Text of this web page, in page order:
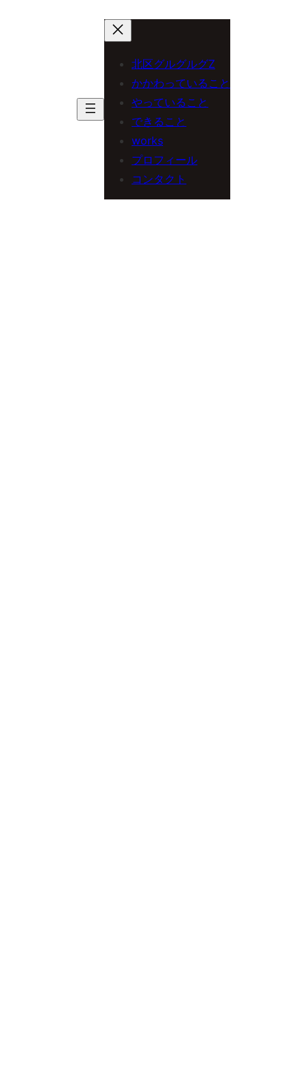
北区グルグルグZ
かかわっていること
やっていること
できること
works
プロフィール
コンタクト